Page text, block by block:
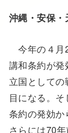
沖縄・安保
今年の４月
講和条約が
立国として
目になる。
条約の発効か
さらには70